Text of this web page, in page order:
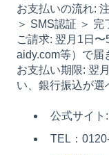
お支払いの流れ:
＞ SMS認証 ＞ 完
ご請求: 翌月1日
aidy.com等）で届
お支払い期限: 翌
い、銀行振込が選
公式サイト:
TEL：